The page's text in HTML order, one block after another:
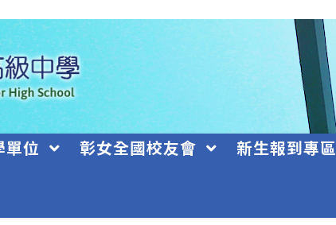
單位 彰女全國校友會 新生報到專區